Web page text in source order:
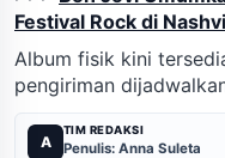
Festival Rock di
Album fisik kini
pengiriman
A
TIM REDAKSI
Penulis: Anna Suleta